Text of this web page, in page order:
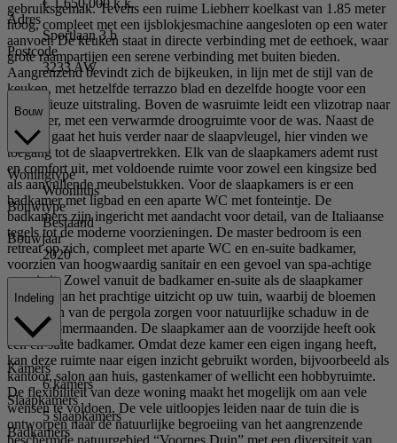
gebruiksgemak. Tevens een ruime Liebherr koelkast van 1.85 meter
hoog, compleet met een ijsblokjesmachine aangesloten op een water
aanvoer. De keuken staat in directe verbinding met de eethoek, waar
grote raampartijen een serene verbinding met buiten bieden.
Aangrenzend bevindt zich de bijkeuken, in lijn met de stijl van de
keuken, met hetzelfde terrazzo blad en dezelfde hoogte voor een
harmonieuze uitstraling. Boven de wasruimte leidt een vlizotrap naar
de zolder, met een verwarmde droogruimte voor de was. Naast de
keuken gaat het huis verder naar de slaapvleugel, hier vinden we
toegang tot de slaapvertrekken. Elk van de slaapkamers ademt rust
en comfort uit, met voldoende ruimte voor zowel een kingsize bed
als aanvullende meubelstukken. Voor de slaapkamers is er een
badkamer met ligbad en een aparte WC met fonteintje. De
badkamers zijn ingericht met aandacht voor detail, van de Italiaanse
tegels tot de moderne voorzieningen. De master bedroom is een
retreat op zich, compleet met aparte WC en en-suite badkamer,
voorzien van hoogwaardig sanitair en een gevoel van spa-achtige
sereniteit. Zowel vanuit de badkamer en-suite als de slaapkamer
geniet u van het prachtige uitzicht op uw tuin, waarbij de bloemen
en planten van de pergola zorgen voor natuurlijke schaduw in de
warme zomermaanden. De slaapkamer aan de voorzijde heeft ook
een en-suite badkamer. Omdat deze kamer een eigen ingang heeft,
kan deze ruimte naar eigen inzicht gebruikt worden, bijvoorbeeld als
kantoor, salon aan huis, gastenkamer of wellicht een hobbyruimte.
De flexibiliteit van deze woning maakt het mogelijk om aan vele
wensen te voldoen. De vele uitloopjes leiden naar de tuin die is
ontworpen naar de natuurlijke begroeiing van het aangrenzende
beschermde natuurgebied “Voornes Duin” met een diversiteit van
€ 1.650.000 k.k.
Adres
Sportlaan 3 b
Postcode
3233 AW
Bouw
Woningtype
Woonhuis
Bouwtype
Bestaand
Bouwjaar
2020
Indeling
Kamers
6 kamers
Slaapkamers
5 slaapkamers
Badkamers